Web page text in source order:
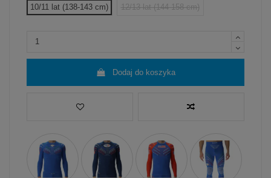
10/11 lat (138-143 cm) 12/13 lat (144-158 cm)
Dodaj do koszyka